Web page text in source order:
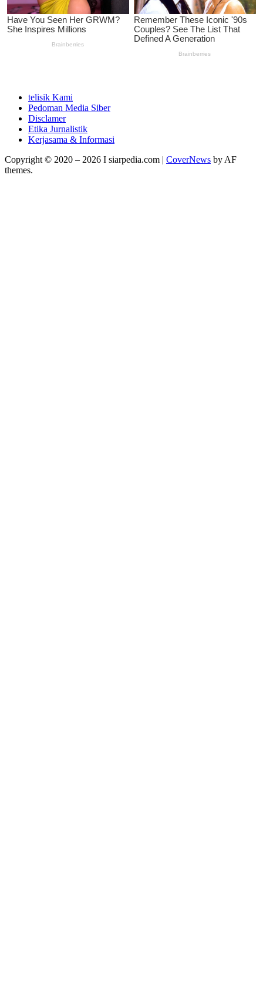
telisik Kami
Pedoman Media Siber
Disclamer
Etika Jurnalistik
Kerjasama & Informasi
Copyright © 2020 – 2026 I siarpedia.com | CoverNews by AF
themes.